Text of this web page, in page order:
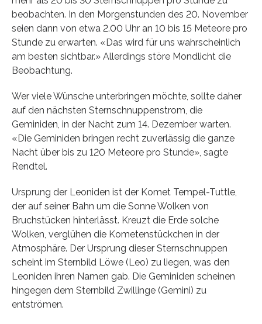
beobachten. In den Morgenstunden des 20. November
seien dann von etwa 2.00 Uhr an 10 bis 15 Meteore pro
Stunde zu erwarten. «Das wird für uns wahrscheinlich
am besten sichtbar.» Allerdings störe Mondlicht die
Beobachtung.
Wer viele Wünsche unterbringen möchte, sollte daher
auf den nächsten Sternschnuppenstrom, die
Geminiden, in der Nacht zum 14. Dezember warten.
«Die Geminiden bringen recht zuverlässig die ganze
Nacht über bis zu 120 Meteore pro Stunde», sagte
Rendtel.
Ursprung der Leoniden ist der Komet Tempel-Tuttle,
der auf seiner Bahn um die Sonne Wolken von
Bruchstücken hinterlässt. Kreuzt die Erde solche
Wolken, verglühen die Kometenstückchen in der
Atmosphäre. Der Ursprung dieser Sternschnuppen
scheint im Sternbild Löwe (Leo) zu liegen, was den
Leoniden ihren Namen gab. Die Geminiden scheinen
hingegen dem Sternbild Zwillinge (Gemini) zu
entströmen.